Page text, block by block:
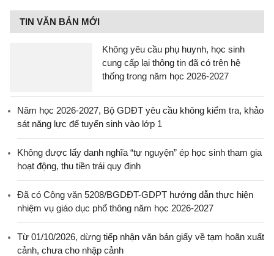
TIN VĂN BẢN MỚI
Không yêu cầu phụ huynh, học sinh
cung cấp lại thông tin đã có trên hệ
thống trong năm học 2026-2027
Năm học 2026-2027, Bộ GDĐT yêu cầu không kiểm tra, khảo
sát năng lực để tuyển sinh vào lớp 1
Không được lấy danh nghĩa “tự nguyện” ép học sinh tham gia
hoạt động, thu tiền trái quy định
Đã có Công văn 5208/BGDĐT-GDPT hướng dẫn thực hiện
nhiệm vụ giáo dục phổ thông năm học 2026-2027
Từ 01/10/2026, dừng tiếp nhận văn bản giấy về tạm hoãn xuất
cảnh, chưa cho nhập cảnh